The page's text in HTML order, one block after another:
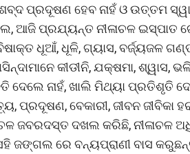
ପ୍ରଦୂଷଣ ହେବ ନାହଁ ଓ ଉତ୍ତମ
ଆଜି ପ୍ରଯ୍ୟନ୍ତ ନୀଳାଚଳ ଇସ୍ପାତ
ବିଷାକ୍ତ ଧୂଆଁ, ଧୂଳି, ଗ୍ୟାସ, ବର୍ଜ୍ୟଜଳ
କୀଡୀନି, ଯକ୍ଷମା,
ଦେଲେ ନାହଁ, ଖାଲି ମିଥ୍ୟା
ପ୍ରଦୂଷଣ, ବେକାରୀ, ଜୀବନ
ଜବରଦସ୍ତ ଦଖଲ କରିଛି, ନୀଳାଚଳ
ଜଙ୍ଗଲ ରେ ବନ୍ୟପ୍ରାଣୀ ବାସ